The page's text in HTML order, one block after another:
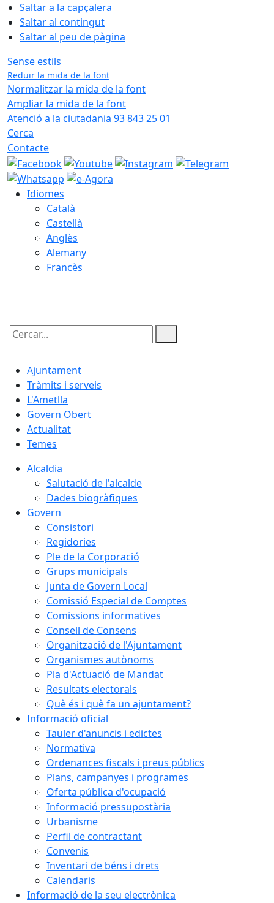
Saltar a la capçalera
Saltar al contingut
Saltar al peu de pàgina
Sense estils
Reduir la mida de la font
Normalitzar la mida de la font
Ampliar la mida de la font
Atenció a la ciutadania 93 843 25 01
Cerca
Contacte
Idiomes
Català
Castellà
Anglès
Alemany
Francès
Cercar:
Ajuntament
Tràmits i serveis
L'Ametlla
Govern Obert
Actualitat
Temes
Alcaldia
Salutació de l'alcalde
Dades biogràfiques
Govern
Consistori
Regidories
Ple de la Corporació
Grups municipals
Junta de Govern Local
Comissió Especial de Comptes
Comissions informatives
Consell de Consens
Organització de l'Ajuntament
Organismes autònoms
Pla d'Actuació de Mandat
Resultats electorals
Què és i què fa un ajuntament?
Informació oficial
Tauler d'anuncis i edictes
Normativa
Ordenances fiscals i preus públics
Plans, campanyes i programes
Oferta pública d'ocupació
Informació pressupostària
Urbanisme
Perfil de contractant
Convenis
Inventari de béns i drets
Calendaris
Informació de la seu electrònica